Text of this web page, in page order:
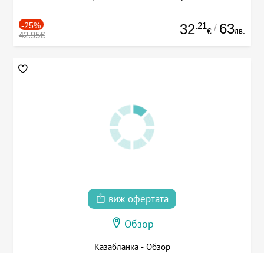
-25%
42.95€ 32.21
€ / 63лв.
виж офертата
Обзор
Казабланка - Обзор